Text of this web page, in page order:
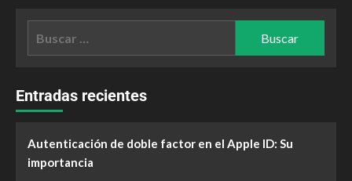
Entradas recientes
Autenticación de doble factor en el Apple ID: Su
importancia